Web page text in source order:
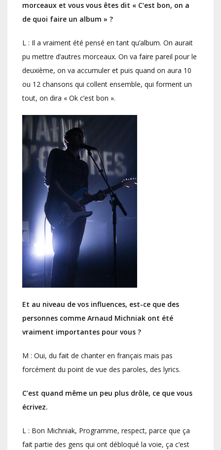
morceaux et vous vous êtes dit « C’est bon, on a
de quoi faire un album » ?
L : Il a vraiment été pensé en tant qu’album. On aurait
pu mettre d’autres morceaux. On va faire pareil pour le
deuxième, on va accumuler et puis quand on aura 10
ou 12 chansons qui collent ensemble, qui forment un
tout, on dira « Ok c’est bon ».
Et au niveau de vos influences, est-ce que des
personnes comme Arnaud Michniak ont été
vraiment importantes pour vous ?
M : Oui, du fait de chanter en français mais pas
forcément du point de vue des paroles, des lyrics.
C’est quand même un peu plus drôle, ce que vous
écrivez.
L : Bon Michniak, Programme, respect, parce que ça
fait partie des gens qui ont débloqué la voie, ça c’est